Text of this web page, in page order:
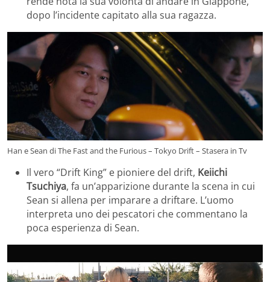
dopo l’incidente capitato alla sua ragazza.
Han e Sean di The Fast and the Furious – Tokyo Drift – Stasera in Tv
Il vero “Drift King” e pioniere del drift, Keiichi
Tsuchiya, fa un’apparizione durante la scena in cui
Sean si allena per imparare a driftare. L’uomo
interpreta uno dei pescatori che commentano la
poca esperienza di Sean.